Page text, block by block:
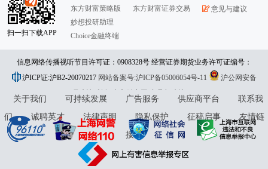
扫一扫下载APP
东方财富策略版
妙想投研助理
Choice金融终端
东方财富证券交易
意见与建议
信息网络传播视听节目许可证：0908328号 经营证券期货业务许可证编号：
913101046312860336 违法和不良信息举报:021-61278686 举报邮箱：
jubao@eastmoney.com
沪ICP证:沪B2-20070217 网站备案号:沪ICP备05006054号-11
沪公网安备
31010402000120号版权所有:东方财富网意见与建议:4000300059/952500
关于我们 可持续发展 广告服务 供应商平台
联系我
们
诚聘英才 法律声明 隐私保护 征稿启事
友情链
接